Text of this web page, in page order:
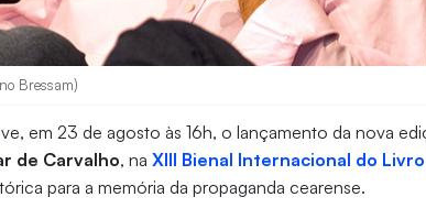
Bressam)
em 23 de agosto às 16h, o lançamento da nova
de Carvalho, naXIII Bienal Internacional do
para a memória da propaganda cearense.